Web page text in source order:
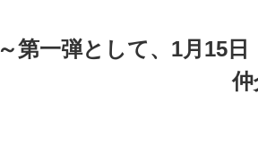
～第一弾として、1月15
仲